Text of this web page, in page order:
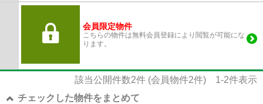
会員限定物件
こちらの物件は無料会員登録により閲覧が可能にな
ります。
該当公開件数2件 (会員物件2件) 1-2件表示
チェックした物件をまとめて